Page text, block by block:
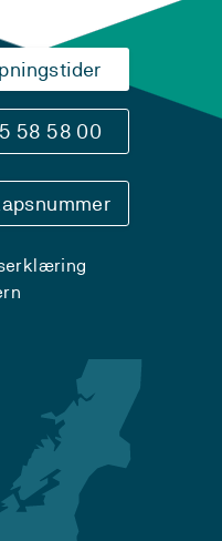
58 58 00